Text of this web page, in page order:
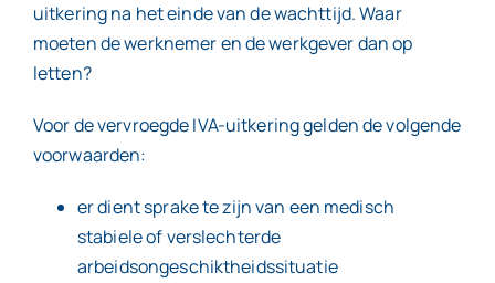
uitkering na het einde van de wachttijd. Waar
moeten de werknemer en de werkgever dan op
letten?
Voor de vervroegde IVA-uitkering gelden de volgende
voorwaarden:
er dient sprake te zijn van een medisch
stabiele of verslechterde
arbeidsongeschiktheidssituatie